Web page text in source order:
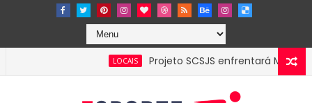
Projeto SCSJS enfrentará Milan de